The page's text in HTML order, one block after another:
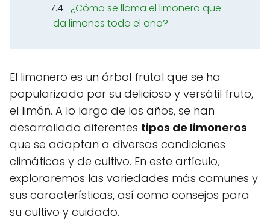
¿Cómo se llama el limonero que
da limones todo el año?
El limonero es un árbol frutal que se ha
popularizado por su delicioso y versátil fruto,
el limón. A lo largo de los años, se han
desarrollado diferentes tipos de limoneros
que se adaptan a diversas condiciones
climáticas y de cultivo. En este artículo,
exploraremos las variedades más comunes y
sus características, así como consejos para
su cultivo y cuidado.